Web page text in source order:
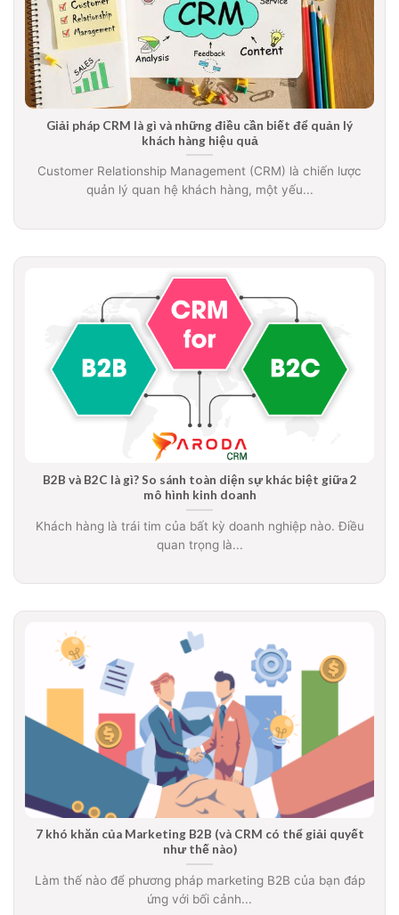
Giải pháp CRM là gì và những điều cần biết để quản lý
khách hàng hiệu quả
Customer Relationship Management (CRM) là chiến lược
quản lý quan hệ khách hàng, một yếu...
B2B và B2C là gì? So sánh toàn diện sự khác biệt giữa 2
mô hình kinh doanh
Khách hàng là trái tim của bất kỳ doanh nghiệp nào. Điều
quan trọng là...
7 khó khăn của Marketing B2B (và CRM có thể giải quyết
như thế nào)
Làm thế nào để phương pháp marketing B2B của bạn đáp
ứng với bối cảnh...